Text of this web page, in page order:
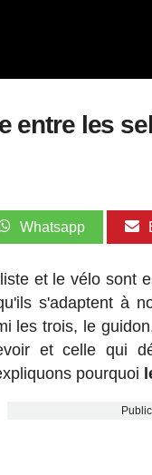
entre les
Whatsapp
et le vélo sont
s'adaptent à
les trois, le
et celle qui
pourquoi